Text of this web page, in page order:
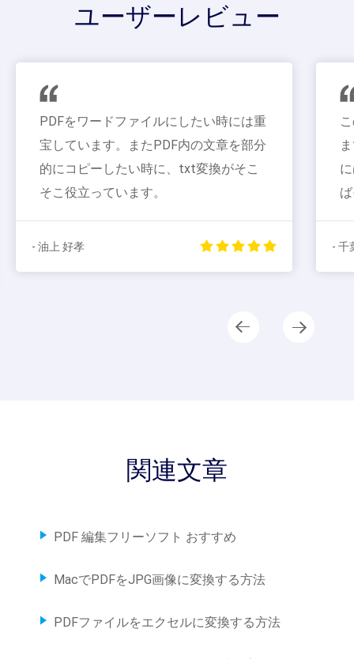
ユーザーレビュー
をワードファイルにしたい時には重
しています。またPDF内の文章を部分
にコピーしたい時に、txt変換がそこ
こ役立っています。
好孝
このPDF
までいい
にはない
ばそれな
- 千葉 靖治
関連文章
PDF 編集フリーソフト おすすめ
MacでPDFをJPG画像に変換する方法
PDFファイルをエクセルに変換する方法